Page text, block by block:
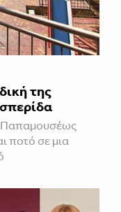
της
Παπαμουσέως
ποτό σε μια